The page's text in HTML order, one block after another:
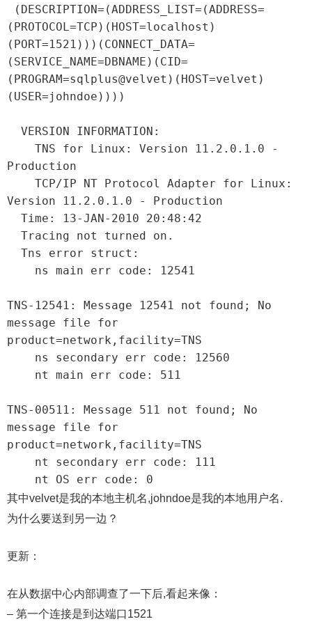
(PROTOCOL=TCP)(HOST=localhost)
(PORT=1521)))(CONNECT_DATA=
(SERVICE_NAME=DBNAME)(CID=
(PROGRAM=sqlplus@velvet)(HOST=velvet)
(USER=johndoe))))
Production
Version 11.2.0.1.0 - Production
TNS-12541: Message 12541 not found; No
message file for
product=network,facility=TNS
TNS-00511: Message 511 not found; No
message file for
product=network,facility=TNS
    nt OS err code: 0
其中velvet是我的本地主机名,johndoe是我的本地用户名.
为什么要送到另一边？
更新：
在从数据中心内部调查了一下后,看起来像：
– 第一个连接是到达端口1521